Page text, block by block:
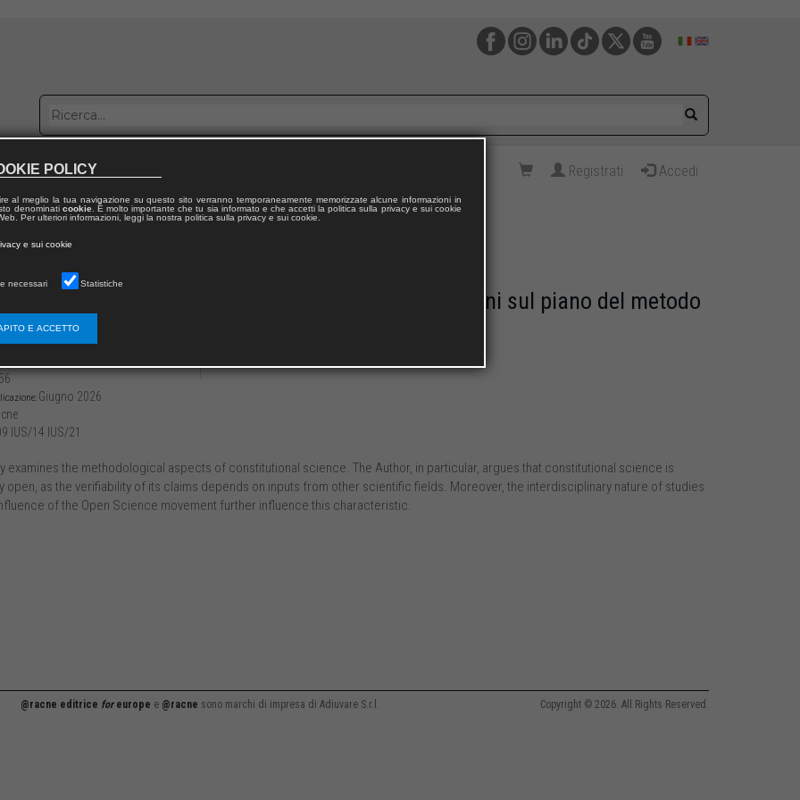
con noi Registrati Accedi
della scienza costituzionalistica e le implicazioni sul piano del metodo
dei poteri e dei diritti
Giugno 2026
IUS/14 IUS/21
examines the methodological aspects of constitutional science. The Author, in particular, argues that constitutional science is
open, as the verifiability of its claims depends on inputs from other scientific fields. Moreover, the interdisciplinary nature of studies
of the Open Science movement further influence this characteristic.
@racne editrice foreurope e @racne sono marchi di impresa di Adiuvare S.r.l. Copyright © 2026. All Rights Reserved.
POLICY
al meglio la tua navigazione su questo sito verranno temporaneamente memorizzate alcune informazioni in
denominati cookie. È molto importante che tu sia informato e che accetti la politica sulla privacy e sui cookie
Per ulteriori informazioni, leggi la nostra politica sulla privacy e sui cookie.
e sui cookie
necessari Statistiche
E ACCETTO